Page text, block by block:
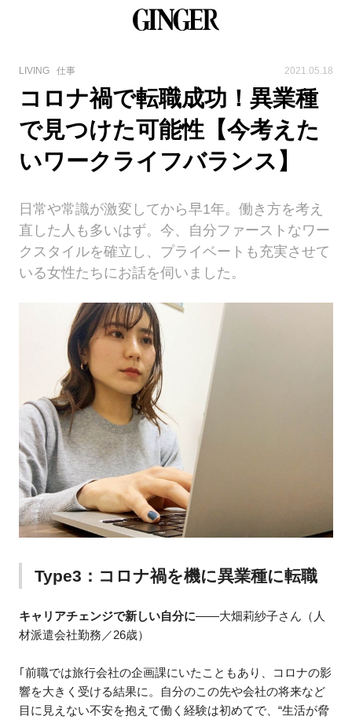
LIVING 仕事 2021.05.18
コロナ禍で転職成功！異業種
で見つけた可能性【今考えた
いワークライフバランス】
日常や常識が激変してから早1年。働き方を考え
直した人も多いはず。今、自分ファーストなワー
クスタイルを確立し、プライベートも充実させて
いる女性たちにお話を伺いました。
Type3：コロナ禍を機に異業種に転職
キャリアチェンジで新しい自分に——大畑莉紗子さん（人
材派遣会社勤務／26歳）
｢前職では旅行会社の企画課にいたこともあり、コロナの影
響を大きく受ける結果に。自分のこの先や会社の将来など
目に見えない不安を抱えて働く経験は初めてで、“生活が脅